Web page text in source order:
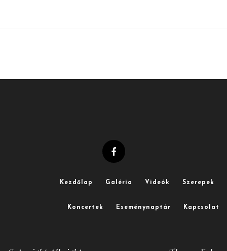
Kezdőlap Galéria Videók Szerepek
Koncertek Eseménynaptár Kapcsolat